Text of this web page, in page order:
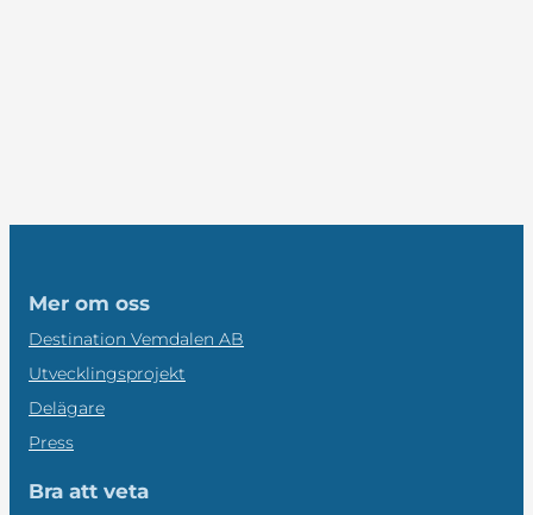
Mer om oss
Destination Vemdalen AB
Utvecklingsprojekt
Delägare
Press
Bra att veta